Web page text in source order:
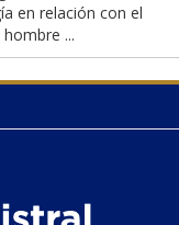
en relación con el
...